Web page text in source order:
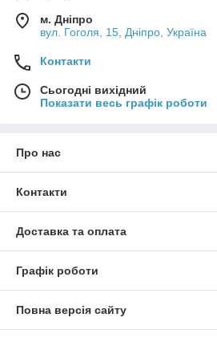
м. Дніпро
вул. Гоголя, 15, Дніпро, Україна
Контакти
Сьогодні вихідний
Показати весь графік роботи
Про нас
Контакти
Доставка та оплата
Графік роботи
Повна версія сайту